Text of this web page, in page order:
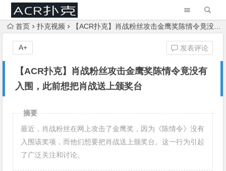
首页 扑克视频 【ACR扑克】肖战粉丝攻击金鹰奖陈情令竟没有入围，此前想把肖战送上颁奖台
【ACR扑克】肖战粉丝攻击金鹰奖陈情令竟没有
入围，此前想把肖战送上颁奖台
发表评论
A+
摘要
最近，肖战粉丝在网上攻击了金鹰奖，因为《陈情令》没有
入围该奖项，而他们想要把肖战送上颁奖台。这一行为引起
了广泛关注和讨论。